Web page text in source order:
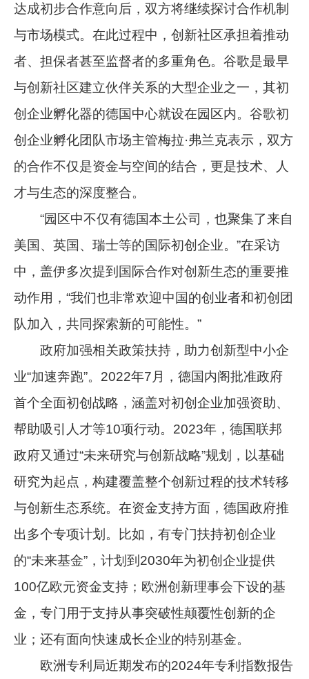
达成初步合作意向后，双方将继续探讨合作机制
与市场模式。在此过程中，创新社区承担着推动
者、担保者甚至监督者的多重角色。谷歌是最早
与创新社区建立伙伴关系的大型企业之一，其初
创企业孵化器的德国中心就设在园区内。谷歌初
创企业孵化团队市场主管梅拉·弗兰克表示，双方
的合作不仅是资金与空间的结合，更是技术、人
才与生态的深度整合。
“园区中不仅有德国本土公司，也聚集了来自
美国、英国、瑞士等的国际初创企业。”在采访
中，盖伊多次提到国际合作对创新生态的重要推
动作用，“我们也非常欢迎中国的创业者和初创团
队加入，共同探索新的可能性。”
政府加强相关政策扶持，助力创新型中小企
业“加速奔跑”。2022年7月，德国内阁批准政府
首个全面初创战略，涵盖对初创企业加强资助、
帮助吸引人才等10项行动。2023年，德国联邦
政府又通过“未来研究与创新战略”规划，以基础
研究为起点，构建覆盖整个创新过程的技术转移
与创新生态系统。在资金支持方面，德国政府推
出多个专项计划。比如，有专门扶持初创企业
的“未来基金”，计划到2030年为初创企业提供
100亿欧元资金支持；欧洲创新理事会下设的基
金，专门用于支持从事突破性颠覆性创新的企
业；还有面向快速成长企业的特别基金。
欧洲专利局近期发布的2024年专利指数报告